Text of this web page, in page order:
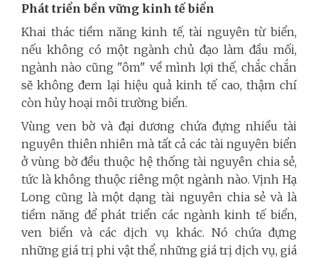
Phát triển bền vững kinh tế biển
Khai thác tiềm năng kinh tế, tài nguyên từ biển,
nếu không có một ngành chủ đạo làm đầu mối,
ngành nào cũng "ôm" về mình lợi thế, chắc chắn
sẽ không đem lại hiệu quả kinh tế cao, thậm chí
còn hủy hoại môi trường biển.
Vùng ven bờ và đại dương chứa đựng nhiều tài
nguyên thiên nhiên mà tất cả các tài nguyên biển
ở vùng bờ đều thuộc hệ thống tài nguyên chia sẻ,
tức là không thuộc riêng một ngành nào. Vịnh Hạ
Long cũng là một dạng tài nguyên chia sẻ và là
tiềm năng để phát triển các ngành kinh tế biển,
ven biển và các dịch vụ khác. Nó chứa đựng
những giá trị phi vật thể, những giá trị dịch vụ, giá